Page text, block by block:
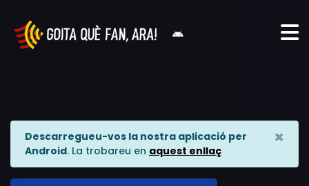
Descarregueu-vos la nostra aplicació per
Android. La trobareu en aquest enllaç
×